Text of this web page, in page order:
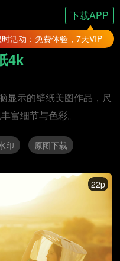
下载APP
活动：免费体验，7天VIP
4k
显示的壁纸美图作品，尺
富细节与色彩。
印 原图下载
22p